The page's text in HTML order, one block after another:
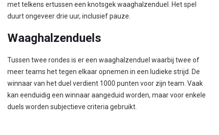
met telkens ertussen een knotsgek waaghalzenduel. Het spel
duurt ongeveer drie uur, inclusief pauze.
Waaghalzenduels
Tussen twee rondes is er een waaghalzenduel waarbij twee of
meer teams het tegen elkaar opnemen in een ludieke strijd. De
winnaar van het duel verdient 1000 punten voor zijn team. Vaak
kan eenduidig een winnaar aangeduid worden, maar voor enkele
duels worden subjectieve criteria gebruikt.